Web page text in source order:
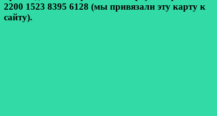
2200 1523 8395 6128 (мы привязали эту карту к
сайту).